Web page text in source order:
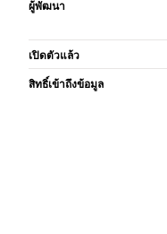
ผู้พัฒนา
เปิดตัวแล้ว
สิทธิ์เข้าถึงข้อมูล